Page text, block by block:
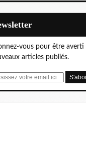
vous pour être averti
articles publiés.